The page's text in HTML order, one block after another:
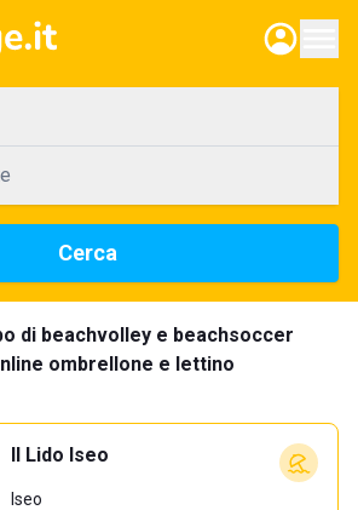
Cerca
di beachvolley e beachsoccer
ombrellone e lettino
Il Lido Iseo
Iseo